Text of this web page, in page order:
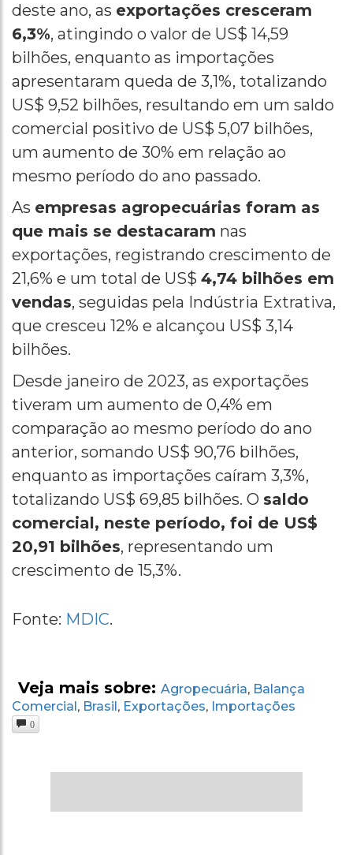
deste ano, as exportações cresceram
6,3%, atingindo o valor de US$ 14,59
bilhões, enquanto as importações
apresentaram queda de 3,1%, totalizando
US$ 9,52 bilhões, resultando em um saldo
comercial positivo de US$ 5,07 bilhões,
um aumento de 30% em relação ao
mesmo período do ano passado.
As empresas agropecuárias foram as
que mais se destacaram nas
exportações, registrando crescimento de
21,6% e um total de US$ 4,74 bilhões em
vendas, seguidas pela Indústria Extrativa,
que cresceu 12% e alcançou US$ 3,14
bilhões.
Desde janeiro de 2023, as exportações
tiveram um aumento de 0,4% em
comparação ao mesmo período do ano
anterior, somando US$ 90,76 bilhões,
enquanto as importações caíram 3,3%,
totalizando US$ 69,85 bilhões. O saldo
comercial, neste período, foi de US$
20,91 bilhões, representando um
crescimento de 15,3%.
Fonte: MDIC.
Veja mais sobre: Agropecuária, Balança
Comercial , Brasil , Exportações, Importações
0